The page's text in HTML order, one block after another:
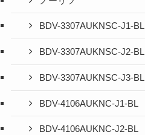
BDV-3307AUKNSC-J1-BL
BDV-3307AUKNSC-J2-BL
BDV-3307AUKNSC-J3-BL
BDV-4106AUKNC-J1-BL
BDV-4106AUKNC-J2-BL